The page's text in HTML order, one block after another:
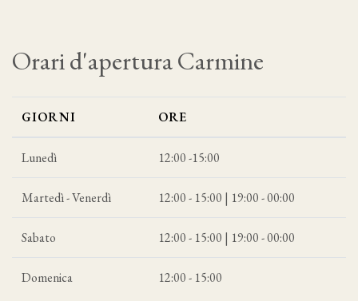
Orari d'apertura Carmine
GIORNI ORE
Lunedì 12:00 -15:00
Martedì - Venerdì 12:00 - 15:00 | 19:00 - 00:00
Sabato 12:00 - 15:00 | 19:00 - 00:00
Domenica 12:00 - 15:00